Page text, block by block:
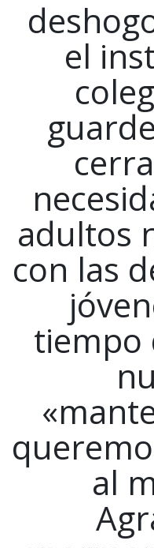
el
adultos
con las
tiempo
al